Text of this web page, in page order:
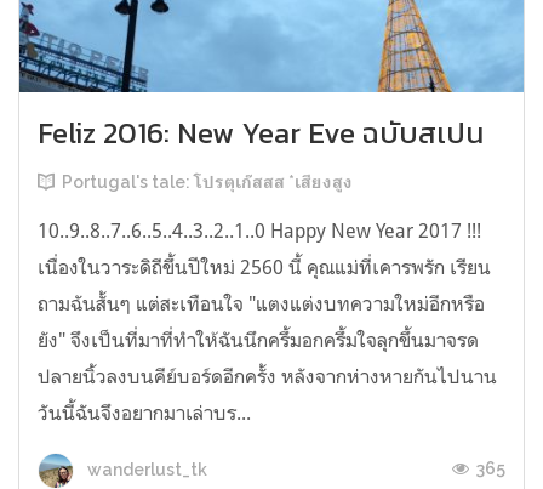
Feliz 2016: New Year Eve ฉบับสเปน
Portugal's tale: โปรตุเก๊สสส *เสียงสูง
10..9..8..7..6..5..4..3..2..1..0 Happy New Year 2017 !!!
เนื่องในวาระดิถีขึ้นปีใหม่ 2560 นี้ คุณแม่ที่เคารพรัก เรียน
ถามฉันสั้นๆ แต่สะเทือนใจ "แตงแต่งบทความใหม่อีกหรือ
ยัง" จึงเป็นที่มาที่ทำให้ฉันนึกครึ้มอกครึ้มใจลุกขึ้นมาจรด
ปลายนิ้วลงบนคีย์บอร์ดอีกครั้ง หลังจากห่างหายกันไปนาน
วันนี้ฉันจึงอยากมาเล่าบร...
wanderlust_tk 365